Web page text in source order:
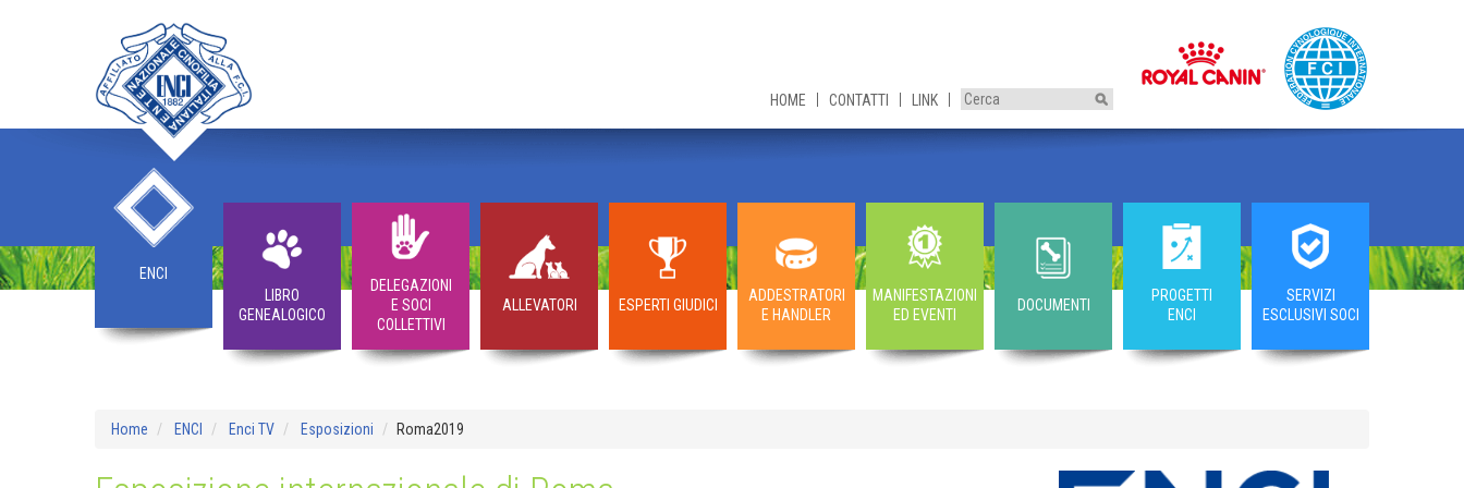
HOME CONTATTI LINK
ENCI
LIBRO
GENEALOGICO
DELEGAZIONI
E SOCI
COLLETTIVI
ALLEVATORI ESPERTI GIUDICI
ADDESTRATORI
E HANDLER
MANIFESTAZIONI
ED EVENTI
DOCUMENTI
PROGETTI
ENCI
SERVIZI
ESCLUSIVI SOCI
Home ENCI Enci TV Esposizioni Roma2019